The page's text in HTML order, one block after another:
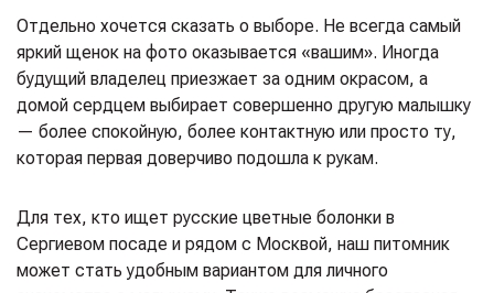
Отдельно хочется сказать о выборе. Не всегда самый
яркий щенок на фото оказывается «вашим». Иногда
будущий владелец приезжает за одним окрасом, а
домой сердцем выбирает совершенно другую малышку
— более спокойную, более контактную или просто ту,
которая первая доверчиво подошла к рукам.
Для тех, кто ищет русские цветные болонки в
Сергиевом посаде и рядом с Москвой, наш питомник
может стать удобным вариантом для личного